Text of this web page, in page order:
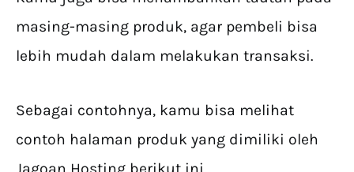
masing-masing produk, agar pembeli bisa
lebih mudah dalam melakukan transaksi.
Sebagai contohnya, kamu bisa melihat
contoh halaman produk yang dimiliki oleh